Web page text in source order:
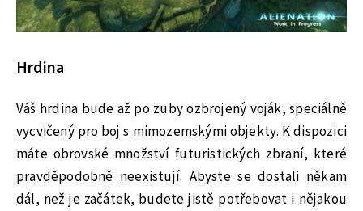
Hrdina
Váš hrdina bude až po zuby ozbrojený voják, speciálně
vycvičený pro boj s mimozemskými objekty. K dispozici
máte obrovské množství futuristických zbraní, které
pravděpodobně neexistují. Abyste se dostali někam
dál, než je začátek, budete jistě potřebovat i nějakou